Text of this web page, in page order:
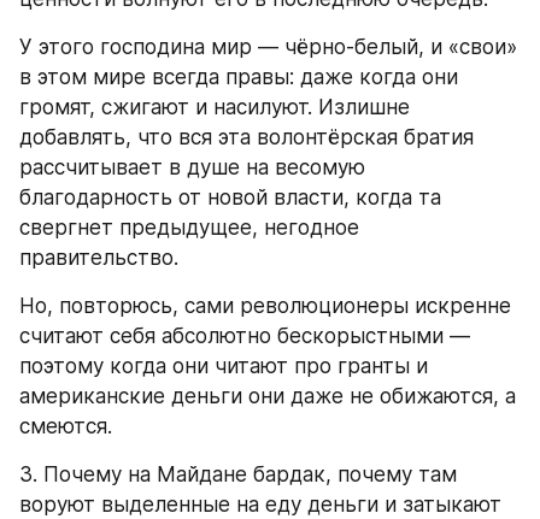
У этого господина мир — чёрно-белый, и «свои»
в этом мире всегда правы: даже когда они
громят, сжигают и насилуют. Излишне
добавлять, что вся эта волонтёрская братия
рассчитывает в душе на весомую
благодарность от новой власти, когда та
свергнет предыдущее, негодное
правительство.
Но, повторюсь, сами революционеры искренне
считают себя абсолютно бескорыстными —
поэтому когда они читают про гранты и
американские деньги они даже не обижаются, а
смеются.
3. Почему на Майдане бардак, почему там
воруют выделенные на еду деньги и затыкают